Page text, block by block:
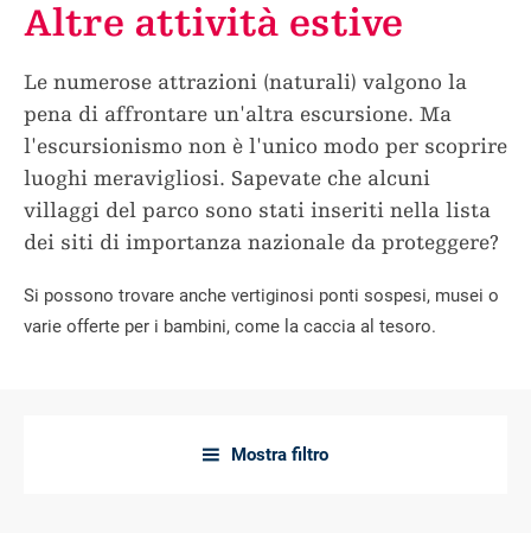
Altre attività estive
Le numerose attrazioni (naturali) valgono la
pena di affrontare un'altra escursione. Ma
l'escursionismo non è l'unico modo per scoprire
luoghi meravigliosi. Sapevate che alcuni
villaggi del parco sono stati inseriti nella lista
dei siti di importanza nazionale da proteggere?
Si possono trovare anche vertiginosi ponti sospesi, musei o
varie offerte per i bambini, come la caccia al tesoro.
a Mostra filtro